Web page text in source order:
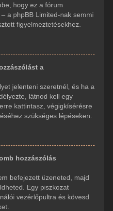
hogy ez a fórum
a phpBB Limited-nak semmi
figyelmeztetésekhez.
a
jelenteni szeretnél, és ha a
látnod kell egy
kattintasz, végigkísérésre
szükséges lépéseken.
hozzászólás
befejezett üzeneted, majd
Egy piszkozat
vezérlőpultra és kövesd